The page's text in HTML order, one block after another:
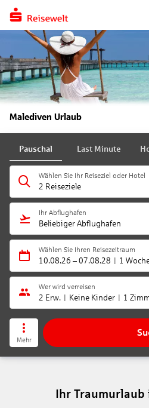
Malediven Urlaub
Pauschal Last Minute
Wählen Sie Ihr Reiseziel oder Hotel
2 Reiseziele
Ihr Abflughafen
Beliebiger Abflughafen
Wählen Sie Ihren Reisezeitraum
10.08.26 – 07.08.28 1
Wer wird verreisen
2 Erw. Keine Kinder 1
Mehr
Ihr Traumurlaub